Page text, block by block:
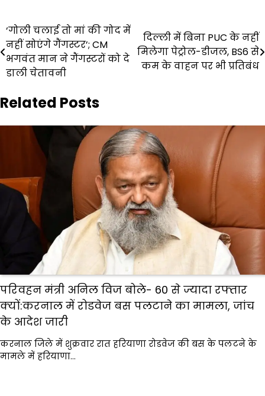
Post
navigation
‘गोली चलाई तो मां की गोद में
नहीं सोएंगे गैंगस्टर’; CM
भगवंत मान ने गैंगस्टरों को दे
डाली चेतावनी
दिल्ली में बिना PUC के नहीं
मिलेगा पेट्रोल-डीजल, BS6 से
कम के वाहन पर भी प्रतिबंध
Related Posts
परिवहन मंत्री अनिल विज बोले- 60 से ज्यादा रफ्तार
क्यों:करनाल में रोडवेज बस पलटाने का मामला, जांच
के आदेश जारी
करनाल जिले में शुक्रवार रात हरियाणा रोडवेज की बस के पलटने के
मामले में हरियाणा…